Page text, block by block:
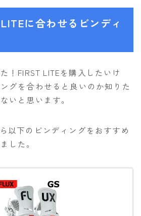
LITEに合わせるビンディ
！FIRST LITEを購入したいけ
グを合わせると良いのか知りた
いと思います。
以下のビンディングをおすすめ
した。